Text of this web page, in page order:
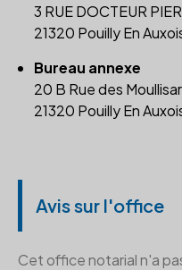
3 RUE DOCTEUR
21320 Pouilly En
Bureau annexe
20 B Rue des
21320 Pouilly En
Avis sur l'office
Cet office notarial n'a